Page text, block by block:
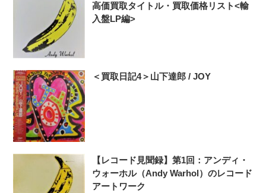
高価買取タイトル・買取価格リスト<輸
入盤LP編>
＜買取日記4＞山下達郎 / JOY
【レコード見聞録】第1回：アンディ・
ウォーホル（Andy Warhol）のレコード
アートワーク